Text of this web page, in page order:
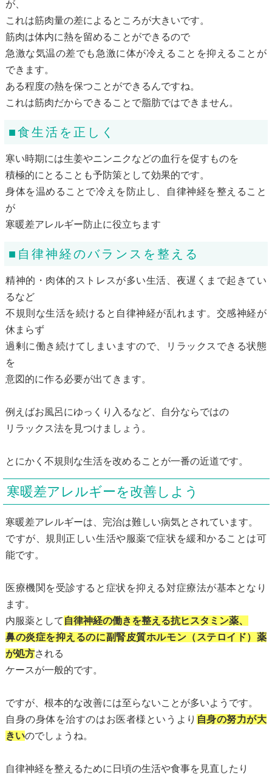
が、
これは筋肉量の差によるところが大きいです。
筋肉は体内に熱を留めることができるので
急激な気温の差でも急激に体が冷えることを抑えることが
できます。
ある程度の熱を保つことができるんですね。
これは筋肉だからできることで脂肪ではできません。
■食生活を正しく
寒い時期には生姜やニンニクなどの血行を促すものを
積極的にとることも予防策として効果的です。
身体を温めることで冷えを防止し、自律神経を整えること
が
寒暖差アレルギー防止に役立ちます
■自律神経のバランスを整える
精神的・肉体的ストレスが多い生活、夜遅くまで起きてい
るなど
不規則な生活を続けると自律神経が乱れます。交感神経が
休まらず
過剰に働き続けてしまいますので、リラックスできる状態
を
意図的に作る必要が出てきます。
例えばお風呂にゆっくり入るなど、自分ならではの
リラックス法を見つけましょう。
とにかく不規則な生活を改めることが一番の近道です。
寒暖差アレルギーを改善しよう
寒暖差アレルギーは、完治は難しい病気とされています。
ですが、規則正しい生活や服薬で症状を緩和かることは可
能です。
医療機関を受診すると症状を抑える対症療法が基本となり
ます。
内服薬として 自律神経の働きを整える抗ヒスタミン薬、
鼻の炎症を抑えるのに副腎皮質ホルモン（ステロイド）薬
が処方される
ケースが一般的です。
ですが、根本的な改善には至らないことが多いようです。
自身の身体を治すのはお医者様というより 自身の努力が大
きいのでしょうね。
自律神経を整えるために日頃の生活や食事を見直したり